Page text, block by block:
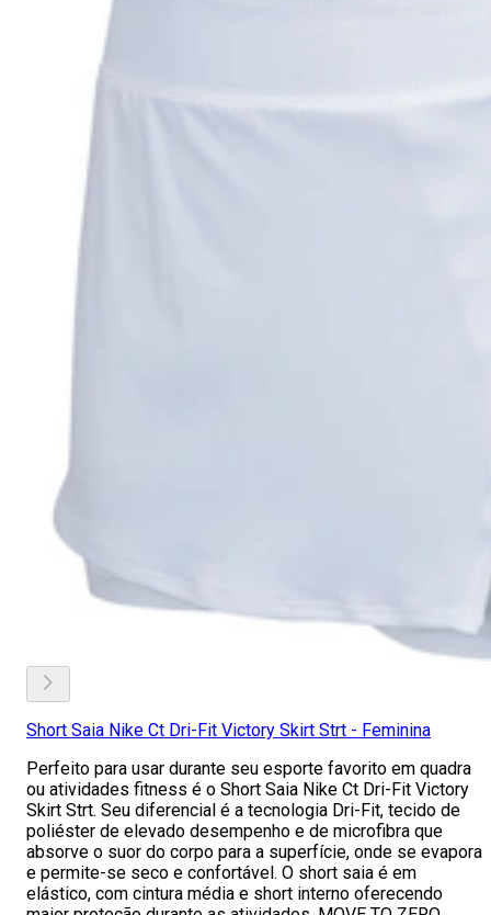
Short Saia Nike Ct Dri-Fit Victory Skirt Strt - Feminina
Perfeito para usar durante seu esporte favorito em quadra
ou atividades fitness é o Short Saia Nike Ct Dri-Fit Victory
Skirt Strt. Seu diferencial é a tecnologia Dri-Fit, tecido de
poliéster de elevado desempenho e de microfibra que
absorve o suor do corpo para a superfície, onde se evapora
e permite-se seco e confortável. O short saia é em
elástico, com cintura média e short interno oferecendo